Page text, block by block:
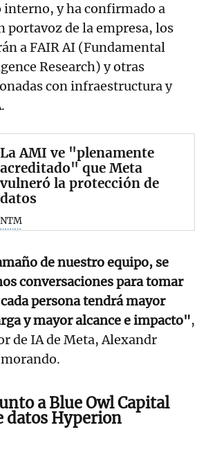
y ha confirmado a
portavoz de la empresa, los
a FAIR AI (Fundamental
Research) y otras
con infraestructura y
La AMI ve "plenamente
acreditado" que Meta
vulneró la protección de
datos
NTM
de nuestro equipo, se
conversaciones para tomar
persona tendrá mayor
y mayor alcance e impacto",
de IA de Meta, Alexandr
a Blue Owl Capital
datos Hyperion